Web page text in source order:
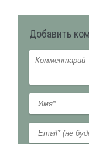
Добавить